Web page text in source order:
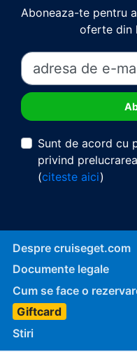
Aboneaza-te pentru
oferte din
Sunt de acord cu
privind
(citeste aici)
Despre cruiseget.com
Documente legale
Cum se face o
Giftcard
Stiri